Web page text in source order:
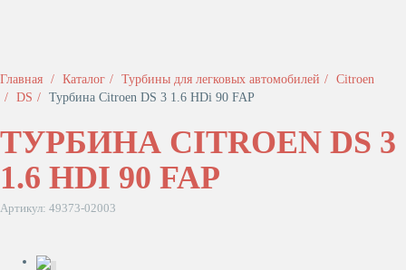
Главная Каталог Турбины для легковых автомобилей
Citroen
DS
Турбина Citroen DS 3 1.6 HDi 90 FAP
ТУРБИНА CITROEN DS 3
1.6 HDI 90 FAP
Артикул: 49373-02003